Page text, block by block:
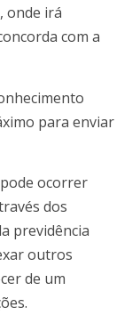
onde irá
com a
para enviar
ocorrer
dos
previdência
outros
de um